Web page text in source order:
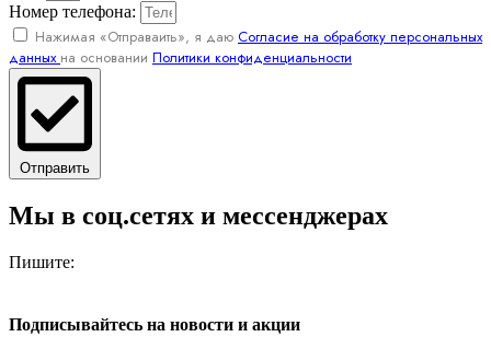
Номер телефона:
Нажимая «Отправаить», я даю Согласие на обработку персональных
данных на основании Политики конфиденциальности
Отправить
Мы в соц.сетях и мессенджерах
Пишите:
Подписывайтесь на новости и акции